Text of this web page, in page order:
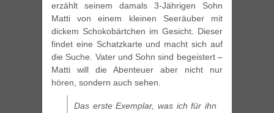
erzählt seinem damals 3-Jährigen Sohn
Matti von einem kleinen Seeräuber mit
dickem Schokobärtchen im Gesicht. Dieser
findet eine Schatzkarte und macht sich auf
die Suche. Vater und Sohn sind begeistert –
Matti will die Abenteuer aber nicht nur
hören, sondern auch sehen.
Das erste Exemplar, was ich für ihn